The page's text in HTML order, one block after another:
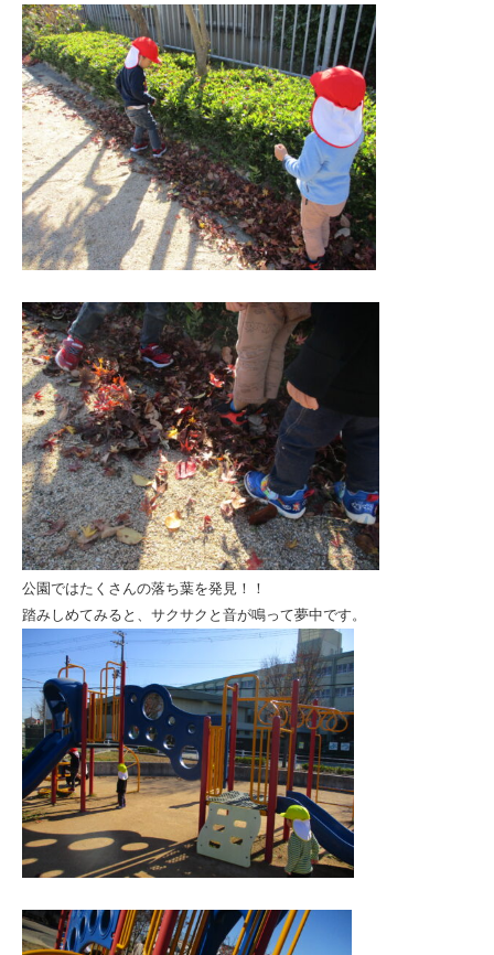
公園ではたくさんの落ち葉を発見！！
踏みしめてみると、サクサクと音が鳴って夢中です。